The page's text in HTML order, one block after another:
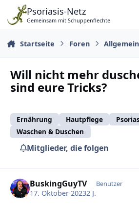
Zu Inhalt springen
Psoriasis-Netz
Gemeinsam mit Schuppenflechte
Startseite Foren
Will nicht mehr
sind eure Tricks?
Ernährung Hautpflege
Waschen & Duschen
Mitglieder, die folgen
BuskingGuyTV Benutzer
17. Oktober 20232 J.